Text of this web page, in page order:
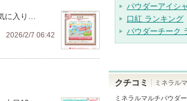
に入り…
2026/2/7 06:42
パウダーアイシ
口紅 ランキング
パウダーチーク
クチコミ ミネラル
ミネラルマルチパウダ